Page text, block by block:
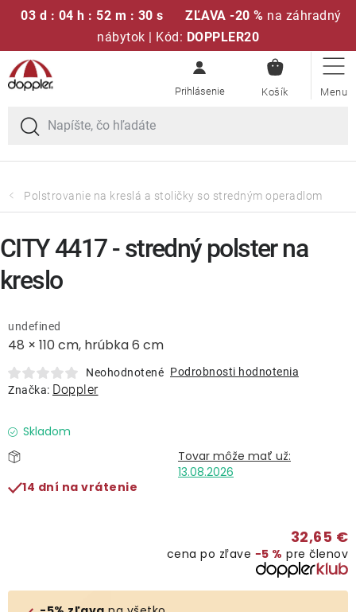
03 d : 04 h : 52 m : 30 s ZĽAVA -20 % na záhradný
nábytok | Kód: DOPPLER20
Prejsť
na
obsah
KOŠÍK
Sedacie súpravy
Slnečníky
Polstre a sedáky
Predávané značky
Polstrovanie na kreslá a stoličky so stredným operadlom
48 × 110 cm, hrúbka 6 cm
undefined
Neohodnotené Podrobnosti hodnotenia
Značka: Doppler
Skladom
13.08.2026
14 dní na vrátenie
32,65 €
cena po zľave −5 % pre členov
CITY 4417 - stredný polster na
kreslo